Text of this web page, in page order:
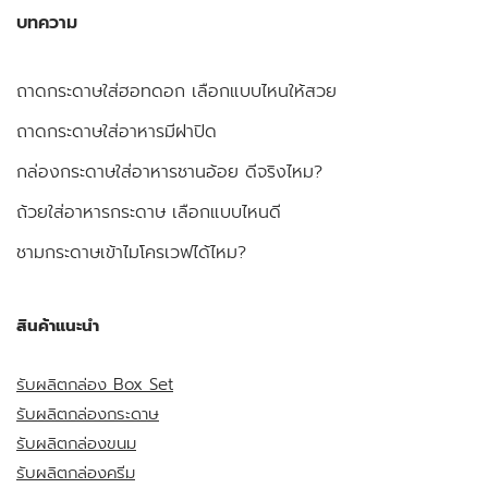
บทความ
ถาดกระดาษใส่ฮอทดอก เลือกแบบไหนให้สวย
ถาดกระดาษใส่อาหารมีฝาปิด
กล่องกระดาษใส่อาหารชานอ้อย ดีจริงไหม?
ถ้วยใส่อาหารกระดาษ เลือกแบบไหนดี
ชามกระดาษเข้าไมโครเวฟได้ไหม?
สินค้าแนะนำ
รับผลิตกล่อง Box Set
รับผลิตกล่องกระดาษ
รับผลิตกล่องขนม
รับผลิตกล่องครีม